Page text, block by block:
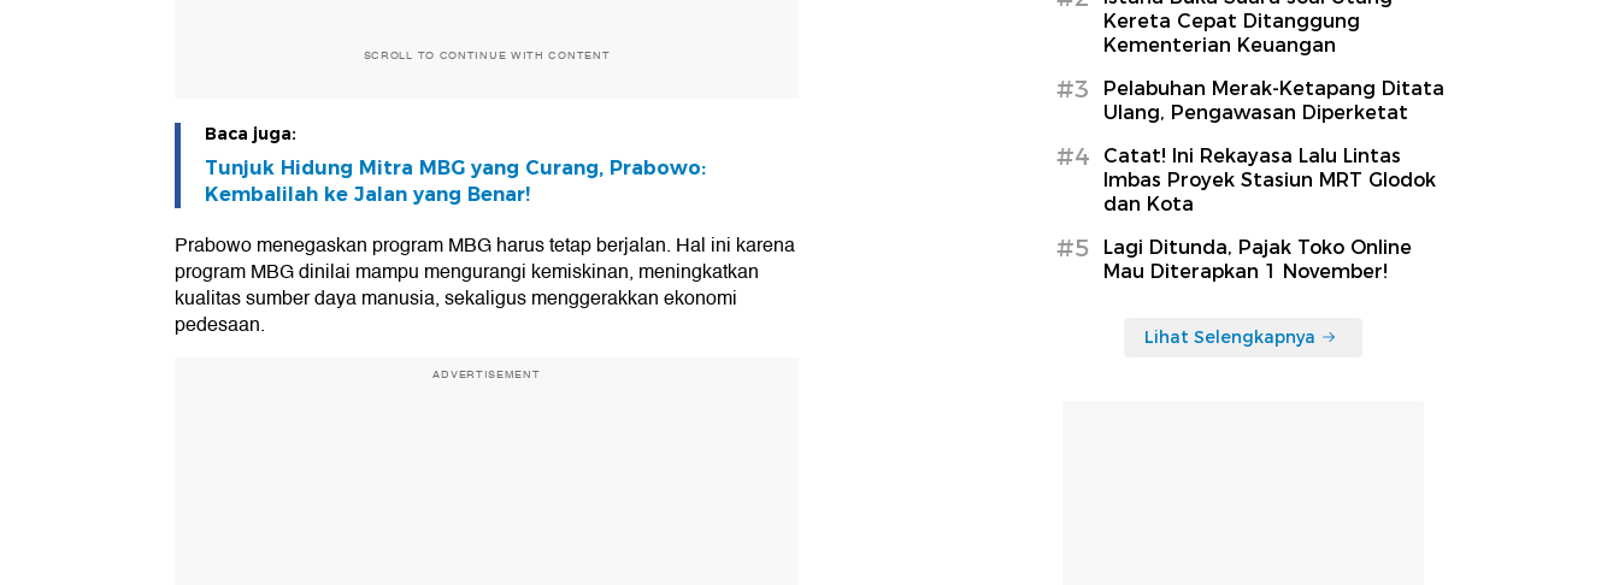
SCROLL TO CONTINUE WITH CONTENT
Baca juga:
Tunjuk Hidung Mitra MBG yang Curang, Prabowo:
Kembalilah ke Jalan yang Benar!
Prabowo menegaskan program MBG harus tetap berjalan. Hal ini karena
program MBG dinilai mampu mengurangi kemiskinan, meningkatkan
kualitas sumber daya manusia, sekaligus menggerakkan ekonomi
pedesaan.
ADVERTISEMENT
Kereta Cepat Ditanggung
Kementerian Keuangan
#3
Pelabuhan Merak-Ketapang Ditata
Ulang, Pengawasan Diperketat
#4
Catat! Ini Rekayasa Lalu Lintas
Imbas Proyek Stasiun MRT Glodok
dan Kota
#5
Lagi Ditunda, Pajak Toko Online
Mau Diterapkan 1 November!
Lihat Selengkapnya